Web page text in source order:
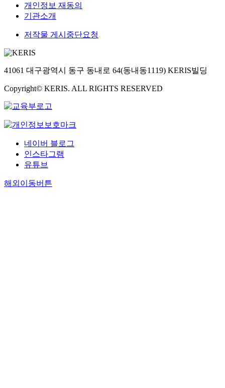
개인정보 재동의
기관소개
저작물 게시중단요청
41061 대구광역시 동구 동내로 64(동내동1119) KERIS빌딩
Copyright© KERIS. ALL RIGHTS RESERVED
네이버 블로그
인스타그램
유튜브
해외이동버튼